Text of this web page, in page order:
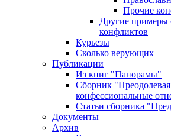
Прочие
Другие примеры
конфликтов
Курьезы
Сколько верующих
Публикации
Из книг "Панорамы"
Сборник "Преодолевая
конфессиональные
Статьи сборника
Документы
Архив